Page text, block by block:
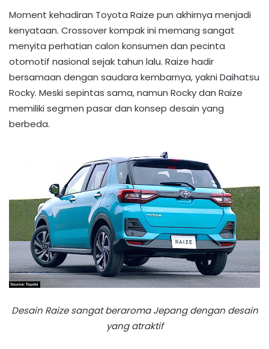
Moment kehadiran Toyota Raize pun akhirnya menjadi
kenyataan. Crossover kompak ini memang sangat
menyita perhatian calon konsumen dan pecinta
otomotif nasional sejak tahun lalu. Raize hadir
bersamaan dengan saudara kembarnya, yakni Daihatsu
Rocky. Meski sepintas sama, namun Rocky dan Raize
memiliki segmen pasar dan konsep desain yang
berbeda.
Desain Raize sangat beraroma Jepang dengan desain
yang atraktif